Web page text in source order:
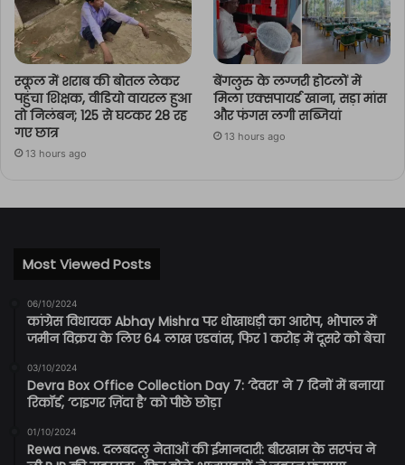
स्कूल में शराब की बोतल लेकर
पहुंचा शिक्षक, वीडियो वायरल हुआ
तो निलंबन; 125 से घटकर 28 रह
गए छात्र
13 hours ago
बेंगलुरु के लग्जरी होटलों में
मिला एक्सपायर्ड खाना, सड़ा मांस
और फंगस लगी सब्जियां
13 hours ago
Most Viewed Posts
06/10/2024
कांग्रेस विधायक Abhay Mishra पर धोखाधड़ी का आरोप, भोपाल में
जमीन विक्रय के लिए 64 लाख एडवांस, फिर 1 करोड़ में दूसरे को बेचा
03/10/2024
Devra Box Office Collection Day 7: ‘देवरा’ ने 7 दिनों में बनाया
रिकॉर्ड, ‘टाइगर ज़िंदा है’ को पीछे छोड़ा
01/10/2024
Rewa news. दलबदलु नेताओं की ईमानदारी: बीरखाम के सरपंच ने